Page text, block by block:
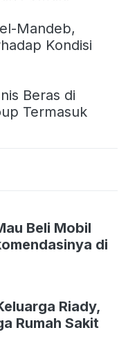
Mandeb,
Kondisi
Beras di
Termasuk
Beli Mobil
di
Riady,
Rumah Sakit